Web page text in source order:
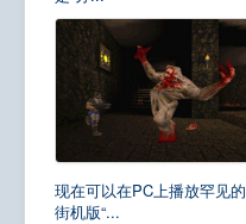
现在可以在PC上播放罕见的
街机版“...